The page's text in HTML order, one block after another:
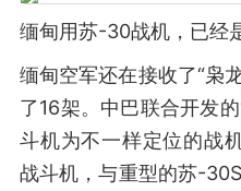
缅甸用苏-30战机，已经
缅甸空军还在接收了“枭
了16架。中巴联合开发
斗机为不一样定位的战
战斗机，与重型的苏-